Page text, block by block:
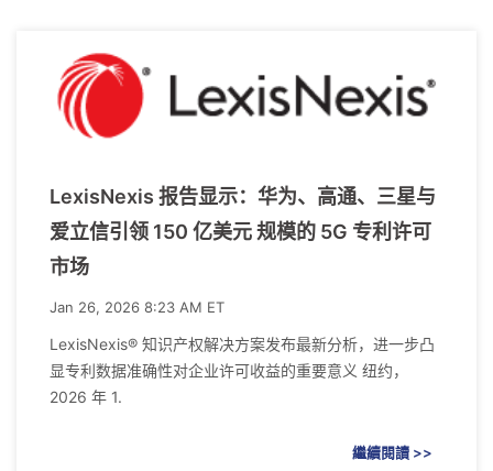
LexisNexis 报告显示：华为、高通、三星与
爱立信引领 150 亿美元 规模的 5G 专利许可
市场
Jan 26, 2026 8:23 AM ET
LexisNexis® 知识产权解决方案发布最新分析，进一步凸
显专利数据准确性对企业许可收益的重要意义 纽约，
2026 年 1.
繼續閱讀 >>